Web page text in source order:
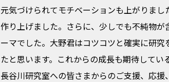
元気づけられてモチベーションも上がりま
作り上げました。さらに、少しでも不純物
ーマでした。大野君はコツコツと確実に研
たと思います。これからの成長も期待してい
長谷川研究室への皆さまからのご支援、応